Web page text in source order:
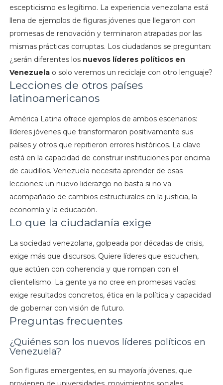
escepticismo es legítimo. La experiencia venezolana está
llena de ejemplos de figuras jóvenes que llegaron con
promesas de renovación y terminaron atrapadas por las
mismas prácticas corruptas. Los ciudadanos se preguntan:
¿serán diferentes los nuevos líderes políticos en
Venezuelao solo veremos un reciclaje con otro lenguaje?
Lecciones de otros países
latinoamericanos
América Latina ofrece ejemplos de ambos escenarios:
líderes jóvenes que transformaron positivamente sus
países y otros que repitieron errores históricos. La clave
está en la capacidad de construir instituciones por encima
de caudillos. Venezuela necesita aprender de esas
lecciones: un nuevo liderazgo no basta si no va
acompañado de cambios estructurales en la justicia, la
economía y la educación.
Lo que la ciudadanía exige
La sociedad venezolana, golpeada por décadas de crisis,
exige más que discursos. Quiere líderes que escuchen,
que actúen con coherencia y que rompan con el
clientelismo. La gente ya no cree en promesas vacías:
exige resultados concretos, ética en la política y capacidad
de gobernar con visión de futuro.
Preguntas frecuentes
¿Quiénes son los nuevos líderes políticos en
Venezuela?
Son figuras emergentes, en su mayoría jóvenes, que